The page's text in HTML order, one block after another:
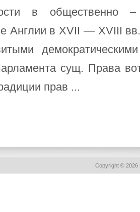
в общественно
Англии в XVII — XVIII
сущ. Права
прав ...
Copyright © 2026